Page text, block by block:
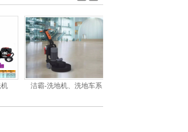
洁霸-洗地机、洗地车系